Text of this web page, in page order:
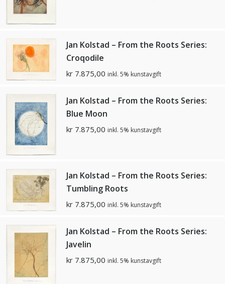
Jan Kolstad – From the Roots Series:
Croqodile
kr 7.875,00 inkl. 5% kunstavgift
Jan Kolstad – From the Roots Series:
Blue Moon
kr 7.875,00 inkl. 5% kunstavgift
Jan Kolstad – From the Roots Series:
Tumbling Roots
kr 7.875,00 inkl. 5% kunstavgift
Jan Kolstad – From the Roots Series:
Javelin
kr 7.875,00 inkl. 5% kunstavgift